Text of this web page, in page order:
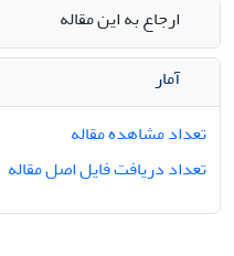
ارجاع به این مقاله
آمار
تعداد مشاهده مقاله
تعداد دریافت فایل اصل مقاله